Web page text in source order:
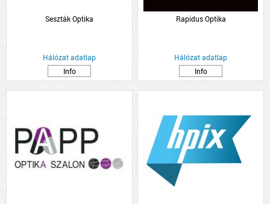
Seszták Optika
Hálózat adatlap
Info
Rapidus Optika
Hálózat adatlap
Info